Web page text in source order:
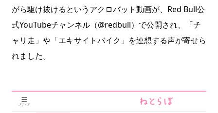
がら駆け抜けるというアクロバット動画が、Red Bull公
式YouTubeチャンネル（@redbull）で公開され、「チ
ャリ走」や「エキサイトバイク」を連想する声が寄せら
れました。